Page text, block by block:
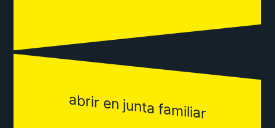
abrir en junta familiar